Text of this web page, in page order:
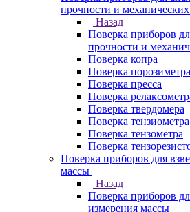
прочности и
Назад
Поверка приборов
прочности и
Поверка копра
Поверка порозиметра
Поверка пресса
Поверка
Поверка твердомера
Поверка тензиометра
Поверка тензометра
Поверка
Поверка приборов для
массы
Назад
Поверка приборов
измерения массы